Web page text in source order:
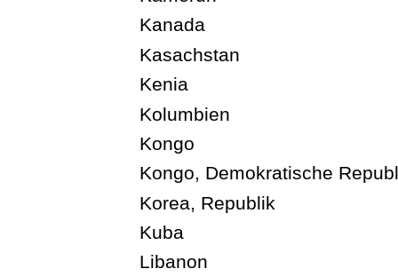
Kanada
Kasachstan
Kenia
Kolumbien
Kongo
Kongo, Demokratische
Korea, Republik
Kuba
Libanon